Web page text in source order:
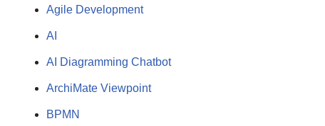
Agile Development
AI
AI Diagramming Chatbot
ArchiMate Viewpoint
BPMN